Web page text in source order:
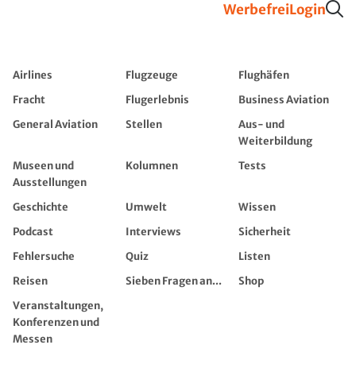
WerbefreiLogin
Airlines Flugzeuge
Flughäfen
Fracht
Flugerlebnis
Business Aviation
General Aviation
Stellen
Aus- und
Weiterbildung
Museen und
Ausstellungen
Kolumnen Tests
Geschichte Umwelt
Wissen
Podcast
Interviews
Sicherheit
Fehlersuche
Quiz
Listen
Reisen
Sieben Fragen an...
Shop
Veranstaltungen,
Konferenzen und
Messen